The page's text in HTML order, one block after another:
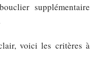
supplémentaire
voici les critères à